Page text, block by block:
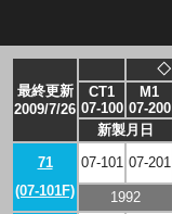
最終更新
2009/7/26
◇
CT1
07-100
M1
07-200
新製月日
71
(07-101F)
07-101 07-201
1992